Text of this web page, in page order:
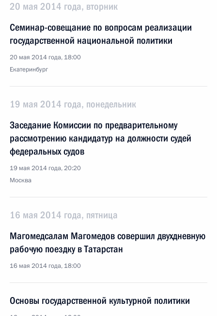
20 мая 2014 года, вторник
Семинар-совещание по вопросам реализации
государственной национальной политики
20 мая 2014 года, 18:00
Екатеринбург
19 мая 2014 года, понедельник
Заседание Комиссии по предварительному
рассмотрению кандидатур на должности судей
федеральных судов
19 мая 2014 года, 20:20
Москва
16 мая 2014 года, пятница
Магомедсалам Магомедов совершил двухдневную
рабочую поездку в Татарстан
16 мая 2014 года, 18:00
Основы государственной культурной политики